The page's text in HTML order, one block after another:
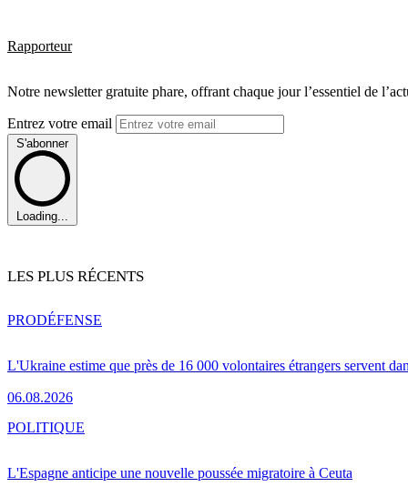
Rapporteur
Notre newsletter gratuite phare, offrant chaque jour l’essentiel de
Entrez votre email
S'abonner
Loading...
LES PLUS RÉCENTS
L'Ukraine estime que près de 16 000 volontaires étrangers servent
06.08.2026
PRODÉFENSE
L'Espagne anticipe une nouvelle poussée migratoire à Ceuta
POLITIQUE